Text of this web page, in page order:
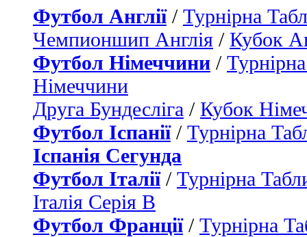
Футбол Англії/ Турнірна
Чемпионшип Англія / Кубок
Футбол Німеччини /
Німеччини
Друга Бундесліга / Кубок
Футбол Іспанії/ Турнірна
Іспанія Сегунда
Футбол Італії/ Турнірна
Італія Серія B
Футбол Франції/ Турнірна